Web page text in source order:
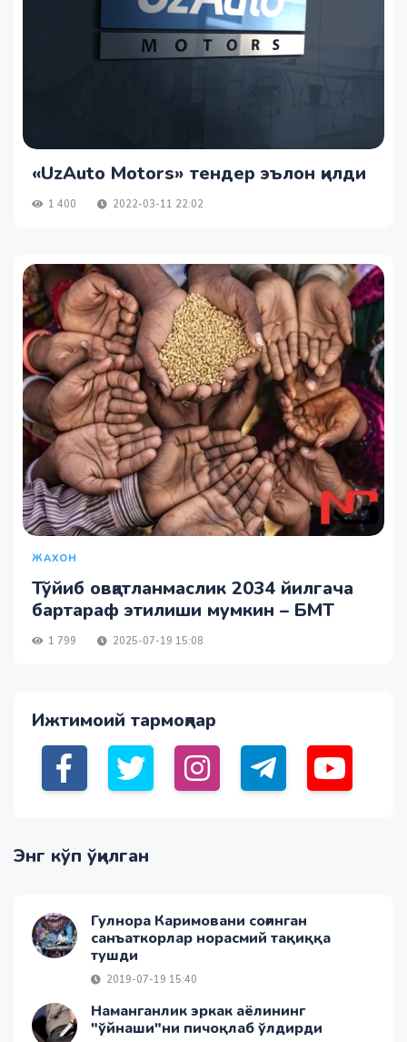
«UzAuto Motors» тендер эълон қилди
1 400 2022-03-11 22:02
ЖАХОН
Тўйиб овқатланмаслик 2034 йилгача
бартараф этилиши мумкин – БМТ
1 799 2025-07-19 15:08
Ижтимоий тармоқлар
Энг кўп ўқилган
Гулнора Каримовани соғинган
санъаткорлар норасмий тақиққа
тушди
2019-07-19 15:40
Наманганлик эркак аёлининг
"ўйнаши"ни пичоқлаб ўлдирди